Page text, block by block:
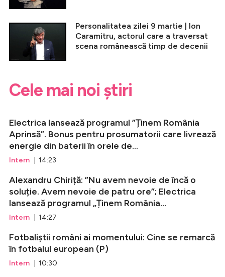
Personalitatea zilei 9 martie | Ion
Caramitru, actorul care a traversat
scena românească timp de decenii
Cele mai noi știri
Electrica lansează programul ”Ținem România
Aprinsă”. Bonus pentru prosumatorii care livrează
energie din baterii în orele de...
Intern | 14:23
Alexandru Chiriță: ”Nu avem nevoie de încă o
soluție. Avem nevoie de patru ore”; Electrica
lansează programul „Ținem România...
Intern | 14:27
Fotbaliștii români ai momentului: Cine se remarcă
în fotbalul european (P)
Intern | 10:30